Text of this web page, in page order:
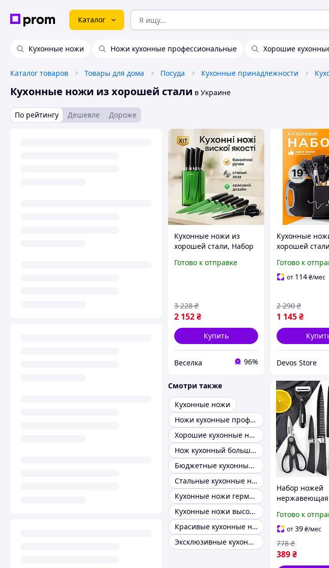
Каталог
Кухонные ножи Ножи кухонные профессиональные Хорошие
Каталог товаров Товары для дома Посуда Кухонные принадлежности
Кухонные ножи из хорошей стали в Украине
По рейтингу Дешевле Дороже
Кухонные ножи из
хорошей стали, Набор
кухонных ножей,
Готово к отправке
2 152₴
3 228 ₴
Купить
Веселка 96%
Кухонные
хорошей
Силиконовый
для кухни, DVS
Готово к
от 114₴/мес
1 145₴
2 290 ₴
Devos Store
Смотри также
Кухонные ножи
Ножи кухонные профессиональные
Хорошие кухонные ножи
Нож кухонный большой
Бюджетные кухонные ножи
Стальные кухонные ножи
Кухонные ножи германия
Кухонные ножи высокого качества
Красивые кухонные ножи
Эксклюзивные кухонные ножи
Набор ножей
нержавеющая
ножи для
стальные
ножи из
стали HVE
Готово к
от39₴/мес
389₴
778 ₴